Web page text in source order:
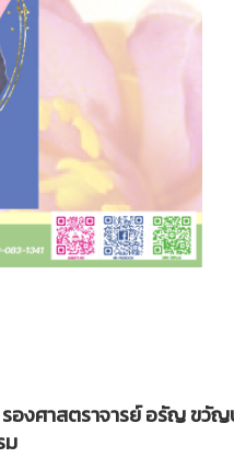
องศาสตราจารย์ อรัญ ขวัญ
ม